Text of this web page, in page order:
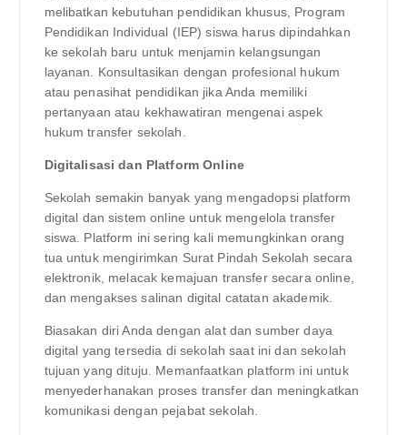
melibatkan kebutuhan pendidikan khusus, Program
Pendidikan Individual (IEP) siswa harus dipindahkan
ke sekolah baru untuk menjamin kelangsungan
layanan. Konsultasikan dengan profesional hukum
atau penasihat pendidikan jika Anda memiliki
pertanyaan atau kekhawatiran mengenai aspek
hukum transfer sekolah.
Digitalisasi dan Platform Online
Sekolah semakin banyak yang mengadopsi platform
digital dan sistem online untuk mengelola transfer
siswa. Platform ini sering kali memungkinkan orang
tua untuk mengirimkan Surat Pindah Sekolah secara
elektronik, melacak kemajuan transfer secara online,
dan mengakses salinan digital catatan akademik.
Biasakan diri Anda dengan alat dan sumber daya
digital yang tersedia di sekolah saat ini dan sekolah
tujuan yang dituju. Memanfaatkan platform ini untuk
menyederhanakan proses transfer dan meningkatkan
komunikasi dengan pejabat sekolah.